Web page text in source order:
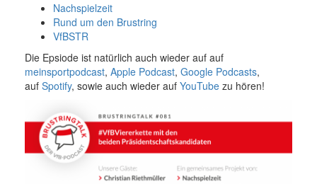
Nachspielzeit
Rund um den Brustring
VfBSTR
Die Epsiode ist natürlich auch wieder auf auf
meinsportpodcast, Apple Podcast, Google Podcasts,
auf Spotify, sowie auch wieder auf YouTube zu hören!